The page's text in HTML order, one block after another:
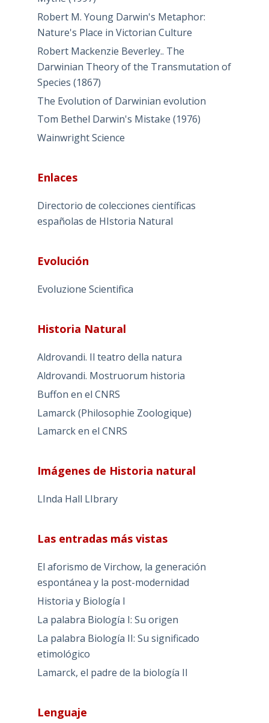
Robert M. Young Darwin's Metaphor:
Nature's Place in Victorian Culture
Robert Mackenzie Beverley.. The
Darwinian Theory of the Transmutation of
Species (1867)
The Evolution of Darwinian evolution
Tom Bethel Darwin's Mistake (1976)
Wainwright Science
Enlaces
Directorio de colecciones científicas
españolas de HIstoria Natural
Evolución
Evoluzione Scientifica
Historia Natural
Aldrovandi. Il teatro della natura
Aldrovandi. Mostruorum historia
Buffon en el CNRS
Lamarck (Philosophie Zoologique)
Lamarck en el CNRS
Imágenes de Historia natural
LInda Hall LIbrary
Las entradas más vistas
El aforismo de Virchow, la generación
espontánea y la post-modernidad
Historia y Biología I
La palabra Biología I: Su origen
La palabra Biología II: Su significado
etimológico
Lamarck, el padre de la biología II
Lenguaje